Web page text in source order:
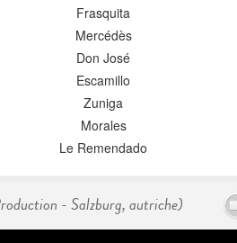
Frasquita
Mercédès
Don José
Escamillo
Zuniga
Morales
Le Remendado
- Salzburg, autriche)